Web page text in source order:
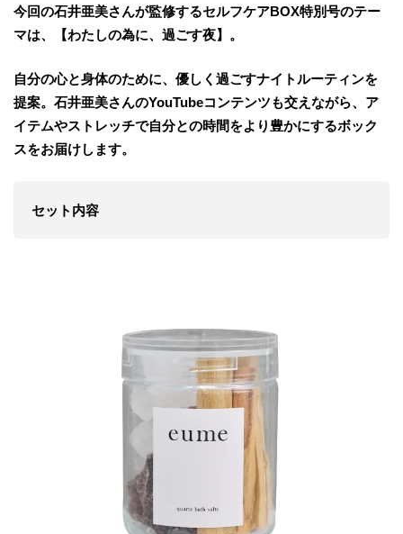
今回の石井亜美さんが監修するセルフケアBOX特別号のテー
マは、【わたしの為に、過ごす夜】。
自分の心と身体のために、優しく過ごすナイトルーティンを
提案。石井亜美さんのYouTubeコンテンツも交えながら、ア
イテムやストレッチで自分との時間をより豊かにするボック
スをお届けします。
セット内容